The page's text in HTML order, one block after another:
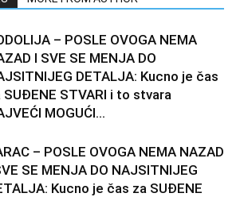
– POSLE OVOGA NEMA
I SVE SE MENJA DO
DETALJA: Kucno je čas
SUĐENE STVARI i to stvara
MOGUĆI...
– POSLE OVOGA NEMA NAZAD
SE MENJA DO NAJSITNIJEG
Kucno je čas za SUĐENE